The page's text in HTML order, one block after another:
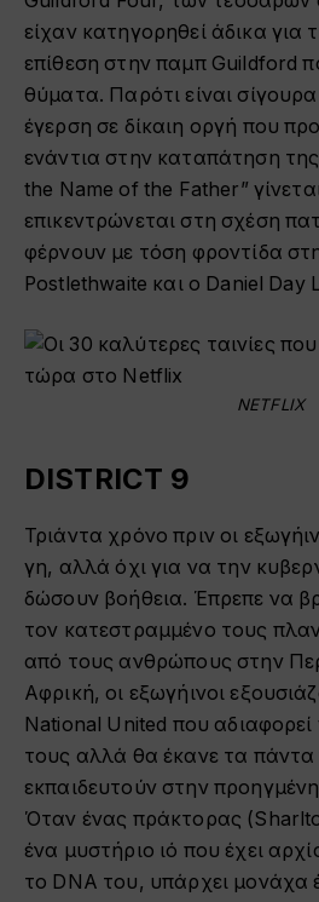
είχαν κατηγορηθεί άδικα για
επίθεση στην παμπ Guildford
θύματα. Παρότι είναι
έγερση σε δίκαιη οργή που
ενάντια στην καταπάτηση
the Name of the Father”
επικεντρώνεται στη σχέση
φέρνουν με τόση φροντίδα
Postlethwaite και ο Daniel Day
NETFLIX
DISTRICT 9
Τριάντα χρόνο πριν οι
γη, αλλά όχι για να την
δώσουν βοήθεια. Έπρεπε να
τον κατεστραμμένο τους
από τους ανθρώπους στην
Αφρική, οι εξωγήινοι
National United που αδιαφορεί
τους αλλά θα έκανε τα πάντα
εκπαιδευτούν στην
Όταν ένας πράκτορας
ένα μυστήριο ιό που έχει
το DNA του, υπάρχει μονάχα